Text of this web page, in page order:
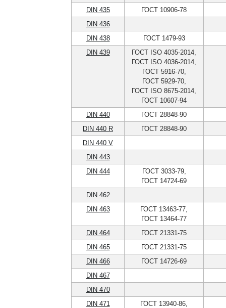
DIN 435
ГОСТ 10906-78
DIN 436
DIN 438
ГОСТ 1479-93
DIN 439
ГОСТ ISO 4035-2014,
ГОСТ ISO 4036-2014,
ГОСТ 5916-70,
ГОСТ 5929-70,
ГОСТ ISO 8675-2014,
ГОСТ 10607-94
DIN 440
ГОСТ 28848-90
DIN 440 R
ГОСТ 28848-90
DIN 440 V
DIN 443
DIN 444
ГОСТ 3033-79,
ГОСТ 14724-69
DIN 462
DIN 463
ГОСТ 13463-77,
ГОСТ 13464-77
DIN 464
ГОСТ 21331-75
DIN 465
ГОСТ 21331-75
DIN 466
ГОСТ 14726-69
DIN 467
DIN 470
DIN 471
ГОСТ 13940-86,